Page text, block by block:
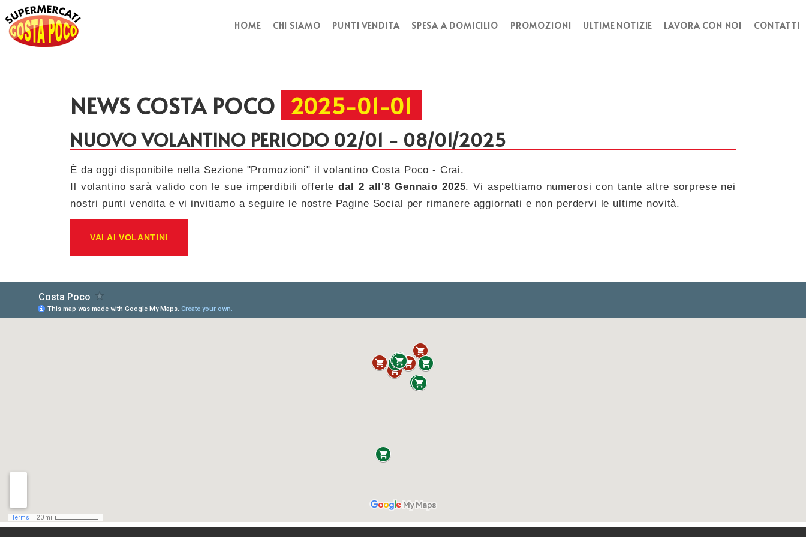
HOME CHI SIAMO PUNTI VENDITA SPESA A DOMICILIO PROMOZIONI ULTIME NOTIZIE LAVORA CON NOI CONTATTI
NEWS COSTA POCO 2025-01-01
NUOVO VOLANTINO PERIODO 02/01 - 08/01/2025
È da oggi disponibile nella Sezione "Promozioni" il volantino Costa Poco - Crai.
Il volantino sarà valido con le sue imperdibili offerte dal 2 all'8 Gennaio 2025. Vi aspettiamo numerosi con tante altre sorprese nei
nostri punti vendita e vi invitiamo a seguire le nostre Pagine Social per rimanere aggiornati e non perdervi le ultime novità.
VAI AI VOLANTINI